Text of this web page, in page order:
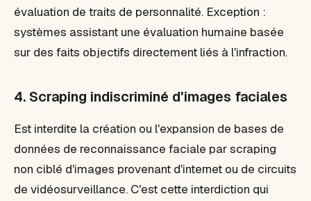
évaluation de traits de personnalité. Exception :
systèmes assistant une évaluation humaine basée
sur des faits objectifs directement liés à l'infraction.
4. Scraping indiscriminé d'images faciales
Est interdite la création ou l'expansion de bases de
données de reconnaissance faciale par scraping
non ciblé d'images provenant d'internet ou de circuits
de vidéosurveillance. C'est cette interdiction qui